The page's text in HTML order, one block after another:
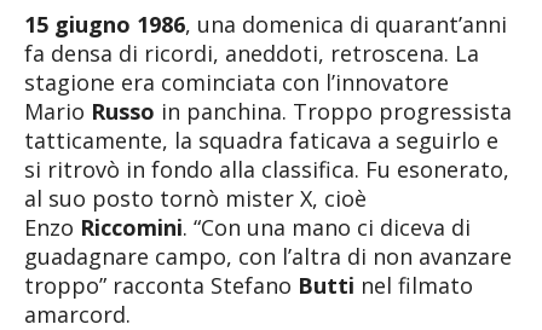
15 giugno 1986, una domenica di quarant’anni
fa densa di ricordi, aneddoti, retroscena. La
stagione era cominciata con l’innovatore
Mario Russo in panchina. Troppo progressista
tatticamente, la squadra faticava a seguirlo e
si ritrovò in fondo alla classifica. Fu esonerato,
al suo posto tornò mister X, cioè
Enzo Riccomini. “Con una mano ci diceva di
guadagnare campo, con l’altra di non avanzare
troppo” racconta Stefano Butti nel filmato
amarcord.